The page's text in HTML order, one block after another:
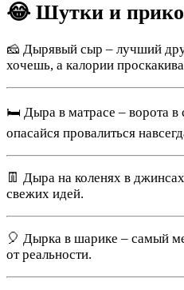
😂 Шутки и
🧀 Дырявый сыр – лучший
хочешь, а калории
🛏️ Дыра в матрасе – ворота в
опасайся провалиться
👖 Дыра на коленях в
свежих идей.
🎈 Дырка в шарике – самый
от реальности.